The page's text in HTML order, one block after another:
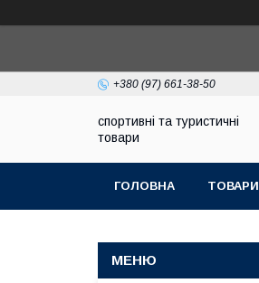
+380 (97) 661-38-50
спортивні та туристичні
товари
ГОЛОВНА ТОВАРИ